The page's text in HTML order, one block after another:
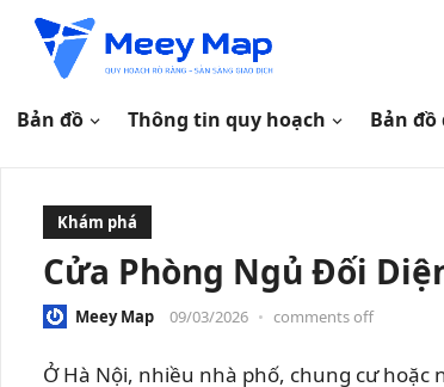
Bản đồ Thông tin quy hoạch Bản đồ
Khám phá
Cửa Phòng Ngủ Đối
Meey Map 09/03/2026 • comments off
Ở Hà Nội, nhiều nhà phố, chung cư